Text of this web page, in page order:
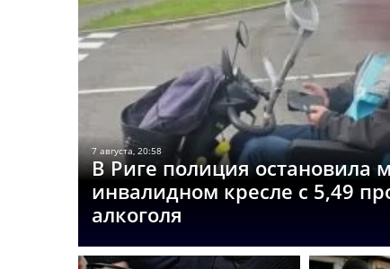
7 августа, 20:58
В Риге полиция остановила
инвалидном кресле с 5,49
алкоголя